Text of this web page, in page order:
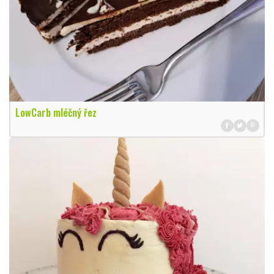
LowCarb mléčný řez